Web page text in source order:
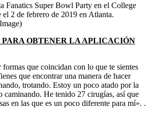
Fanatics Super Bowl Party en el College
2 de febrero de 2019 en Atlanta.
OBTENER LA APLICACIÓN
formas que coincidan con lo que te sientes
que encontrar una manera de hacer
trotando. Estoy un poco atado por la
caminando. He tenido 27 cirugías, así que
en las que es un poco diferente para mí». .